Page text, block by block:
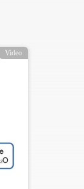
Video